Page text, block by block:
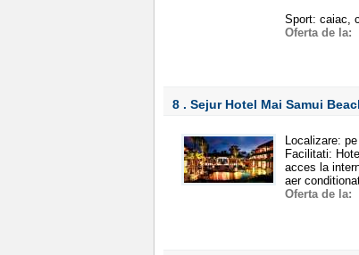
Sport: caiac,
Oferta de la:
8 . Sejur Hotel Mai Samui
Localizare:
Facilitati:
acces la
aer
Oferta de la: